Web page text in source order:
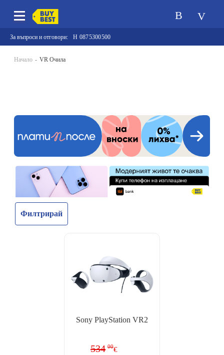
За въпроси и отговори: 0875300500
Начало VR Очила
Филтрирай
Sony PlayStation VR2
534 00€